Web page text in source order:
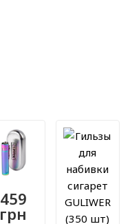
459
грн